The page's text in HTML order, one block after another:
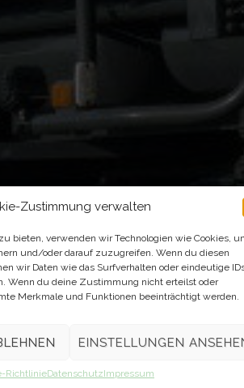
Zustimmung verwalten
bieten, verwenden wir Technologien wie Cookies,
und/oder darauf zuzugreifen. Wenn du diesen
wir Daten wie das Surfverhalten oder eindeutige
Wenn du deine Zustimmung nicht erteilst oder
Merkmale und Funktionen beeinträchtigt werden.
EINSTELLUNGEN
RichtlinieDatenschutzImpressum